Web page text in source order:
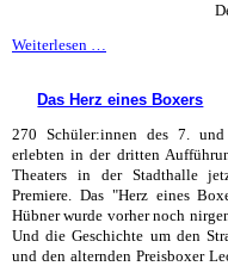
Weiterlesen …
PoetrySlam
Das Herz eines Boxers
270 Schüler:innen des 7. und
erlebten in der dritten
Theaters in der Stadthalle
Premiere. Das "Herz eines
Hübner wurde vorher noch
Und die Geschichte um den
und den alternden Preisboxer